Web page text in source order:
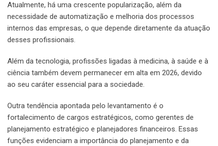
Atualmente, há uma crescente popularização, além da
necessidade de automatização e melhoria dos processos
internos das empresas, o que depende diretamente da atuação
desses profissionais.
Além da tecnologia, profissões ligadas à medicina, à saúde e à
ciência também devem permanecer em alta em 2026, devido
ao seu caráter essencial para a sociedade.
Outra tendência apontada pelo levantamento é o
fortalecimento de cargos estratégicos, como gerentes de
planejamento estratégico e planejadores financeiros. Essas
funções evidenciam a importância do planejamento e da